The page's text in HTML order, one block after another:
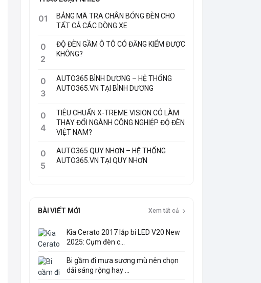
01
BẢNG MÃ TRA CHÂN BÓNG ĐÈN CHO
TẤT CẢ CÁC DÒNG XE
0
2
ĐỘ ĐÈN GẦM Ô TÔ CÓ ĐĂNG KIỂM ĐƯỢC
KHÔNG?
0
3
AUTO365 BÌNH DƯƠNG – HỆ THỐNG
AUTO365.VN TẠI BÌNH DƯƠNG
0
4
TIÊU CHUẨN X-TREME VISION CÓ LÀM
THAY ĐỔI NGÀNH CÔNG NGHIỆP ĐỘ ĐÈN
VIỆT NAM?
0
5
AUTO365 QUY NHƠN – HỆ THỐNG
AUTO365.VN TẠI QUY NHƠN
BÀI VIẾT MỚI Xem tất cả
Kia Cerato 2017 lắp bi LED V20 New
2025: Cụm đèn c...
Bi gầm đi mưa sương mù nên chọn
dải sáng rộng hay ...